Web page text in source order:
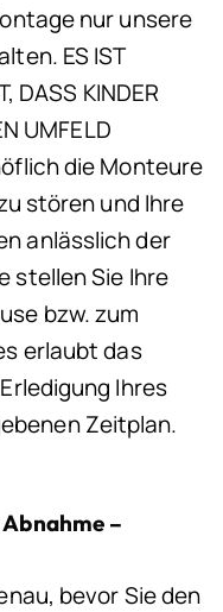
nur unsere
ES IST
DASS KINDER
UMFELD
die Monteure
stören und Ihre
anlässlich der
stellen Sie Ihre
bzw. zum
erlaubt das
Ihres
Zeitplan.
–
bevor Sie den